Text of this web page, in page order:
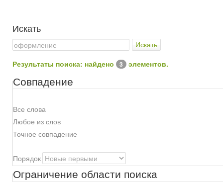
Искать
Искать
Результаты поиска: найдено 3 элементов.
Совпадение
Все слова
Любое из слов
Точное совпадение
Порядок
Ограничение области поиска